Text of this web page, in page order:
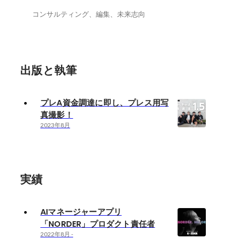
コンサルティング、編集、未来志向
出版と執筆
プレA資金調達に即し、プレス用写
真撮影！
2023年8月
実績
AIマネージャーアプリ
「NORDER」プロダクト責任者
2022年8月 -